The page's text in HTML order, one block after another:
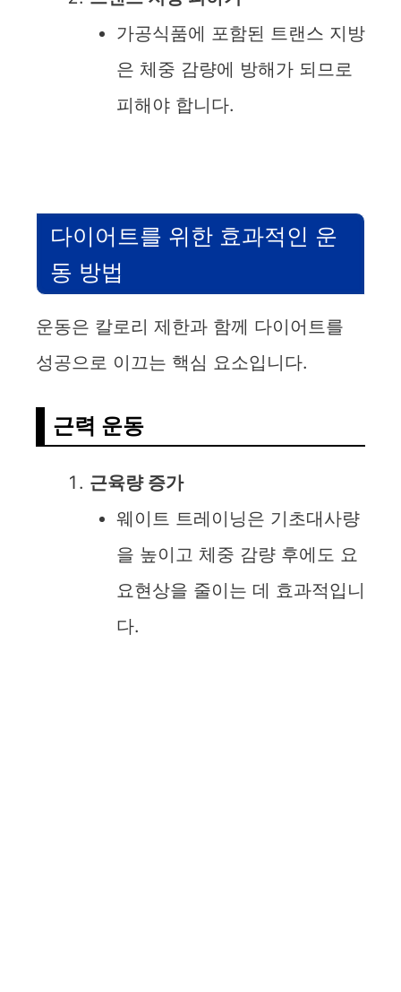
가공식품에 포함된 트랜스 지방
은 체중 감량에 방해가 되므로
피해야 합니다.
다이어트를 위한 효과적인 운
동 방법
운동은 칼로리 제한과 함께 다이어트를
성공으로 이끄는 핵심 요소입니다.
근력 운동
근육량 증가
웨이트 트레이닝은 기초대사량
을 높이고 체중 감량 후에도 요
요현상을 줄이는 데 효과적입니
다.